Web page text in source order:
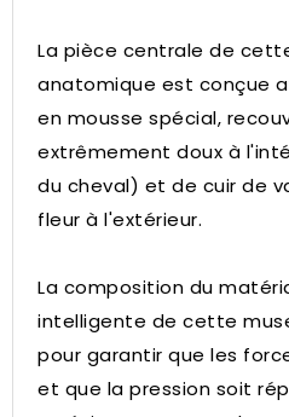
La pièce centrale de
anatomique est conçue
en mousse spécial,
extrêmement doux à
du cheval) et de cuir de
fleur à l'extérieur.
La composition du
intelligente de cette
pour garantir que les
et que la pression soit